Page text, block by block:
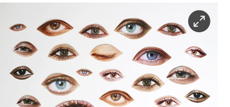
wahrheit
verlag
verlag
veranstaltungen